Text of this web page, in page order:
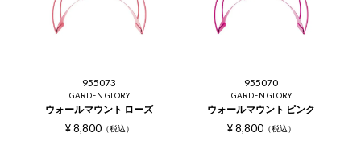
955073
GARDEN GLORY
ウォールマウント ローズ
¥ 8,800 税込
955070
GARDEN GLORY
ウォールマウント ピンク
¥ 8,800 税込